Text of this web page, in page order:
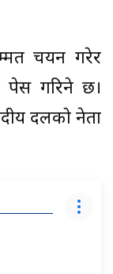
चयन गरेर
पेस गरिने छ।
दलको नेता